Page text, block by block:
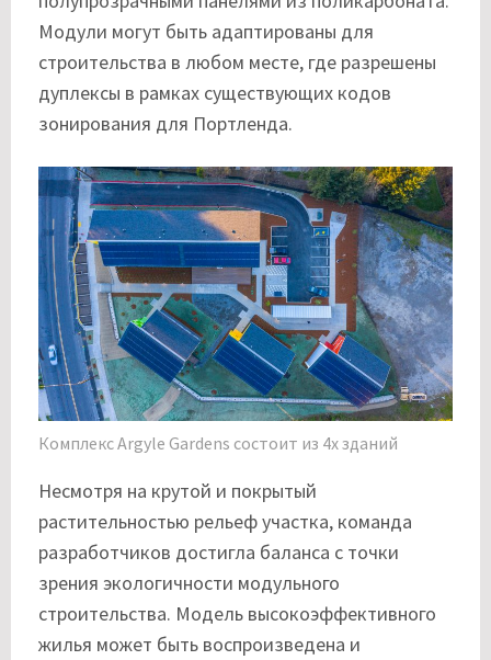
Модули могут быть адаптированы для
строительства в любом месте, где разрешены
дуплексы в рамках существующих кодов
зонирования для Портленда.
Комплекс Argyle Gardens состоит из 4х зданий
Несмотря на крутой и покрытый
растительностью рельеф участка, команда
разработчиков достигла баланса с точки
зрения экологичности модульного
строительства. Модель высокоэффективного
жилья может быть воспроизведена и